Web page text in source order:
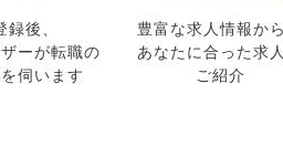
録後、
ーが転職の
伺います
豊富な求人情報から
あなたに合った求
ご紹介